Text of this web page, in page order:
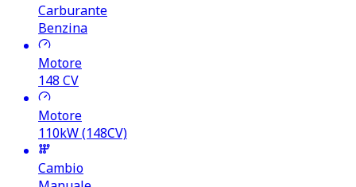
Carburante
Benzina
Motore
148 CV
Motore
110kW (148CV)
Cambio